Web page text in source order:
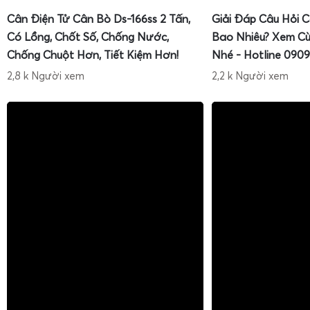
sầu riêng 200kgcho sọt trung bình, hoặccân sọt sầu riêng
giúp hệ thống cân hoạt động ổn định, hạn chế hư hỏng
độ chính xác lâu dài.
Cân điện tử cân đóng rổ sầu riêng xuất khẩu 100kg
Cân Điện Tử Cân Bò Ds-166ss 2 Tấn,
Có Lồng, Chốt Số, Chống Nước,
Chống Chuột Hơn, Tiết Kiệm Hơn!
2,8 k Người xem
Giải Đáp Câu Hỏi
Bao Nhiêu? Xem
Nhé - Hotline
2,2 k Người xem